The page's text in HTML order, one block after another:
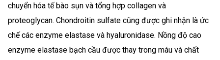
chuyển hóa tế bào sụn và tổng hợp collagen và
proteoglycan. Chondroitin sulfate cũng được ghi nhận là ức
chế các enzyme elastase và hyaluronidase. Nồng độ cao
enzyme elastase bạch cầu được thay trong máu và chất